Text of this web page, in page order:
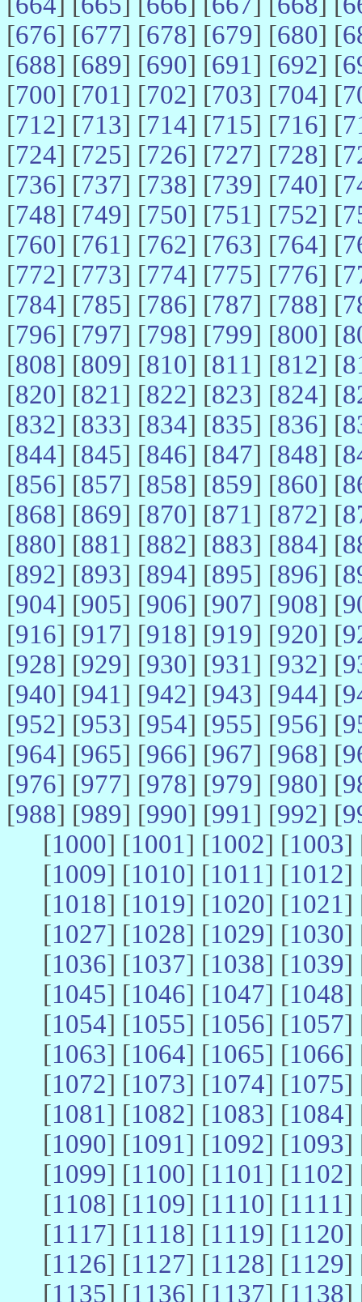
[676] [677] [678] [679] [680] [
[688] [689] [690] [691] [692] [
[700] [701] [702] [703] [704] [
[712] [713] [714] [715] [716] [
[724] [725] [726] [727] [728] [
[736] [737] [738] [739] [740] [
[748] [749] [750] [751] [752] [
[760] [761] [762] [763] [764] [
[772] [773] [774] [775] [776] [
[784] [785] [786] [787] [788] [
[796] [797] [798] [799] [800] [
[808] [809] [810] [811] [812] [
[820] [821] [822] [823] [824] [
[832] [833] [834] [835] [836] [
[844] [845] [846] [847] [848] [
[856] [857] [858] [859] [860] [
[868] [869] [870] [871] [872] [
[880] [881] [882] [883] [884] [
[892] [893] [894] [895] [896] [
[904] [905] [906] [907] [908] [
[916] [917] [918] [919] [920] [
[928] [929] [930] [931] [932] [
[940] [941] [942] [943] [944] [
[952] [953] [954] [955] [956] [
[964] [965] [966] [967] [968] [
[976] [977] [978] [979] [980] [
[988] [989] [990] [991] [992] [
[1000] [1001] [1002] [1003]
[1009] [1010] [1011] [1012]
[1018] [1019] [1020] [1021]
[1027] [1028] [1029] [1030]
[1036] [1037] [1038] [1039]
[1045] [1046] [1047] [1048]
[1054] [1055] [1056] [1057]
[1063] [1064] [1065] [1066]
[1072] [1073] [1074] [1075]
[1081] [1082] [1083] [1084]
[1090] [1091] [1092] [1093]
[1099] [1100] [1101] [1102]
[1108] [1109] [1110] [1111]
[1117] [1118] [1119] [1120]
[1126] [1127] [1128] [1129]
[1135] [1136] [1137] [1138]